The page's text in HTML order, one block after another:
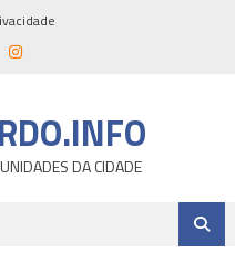
DA CIDADE